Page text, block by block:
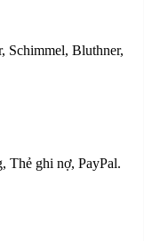
Schimmel, Bluthner,
Thẻ ghi nợ, PayPal.